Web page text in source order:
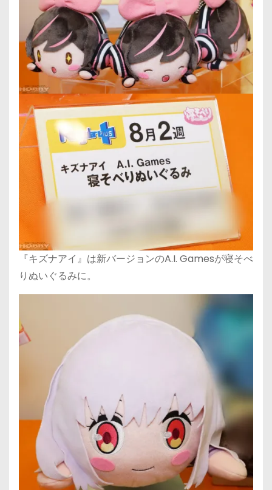
『キズナアイ』は新バージョンのA.I. Gamesが寝そべ
りぬいぐるみに。